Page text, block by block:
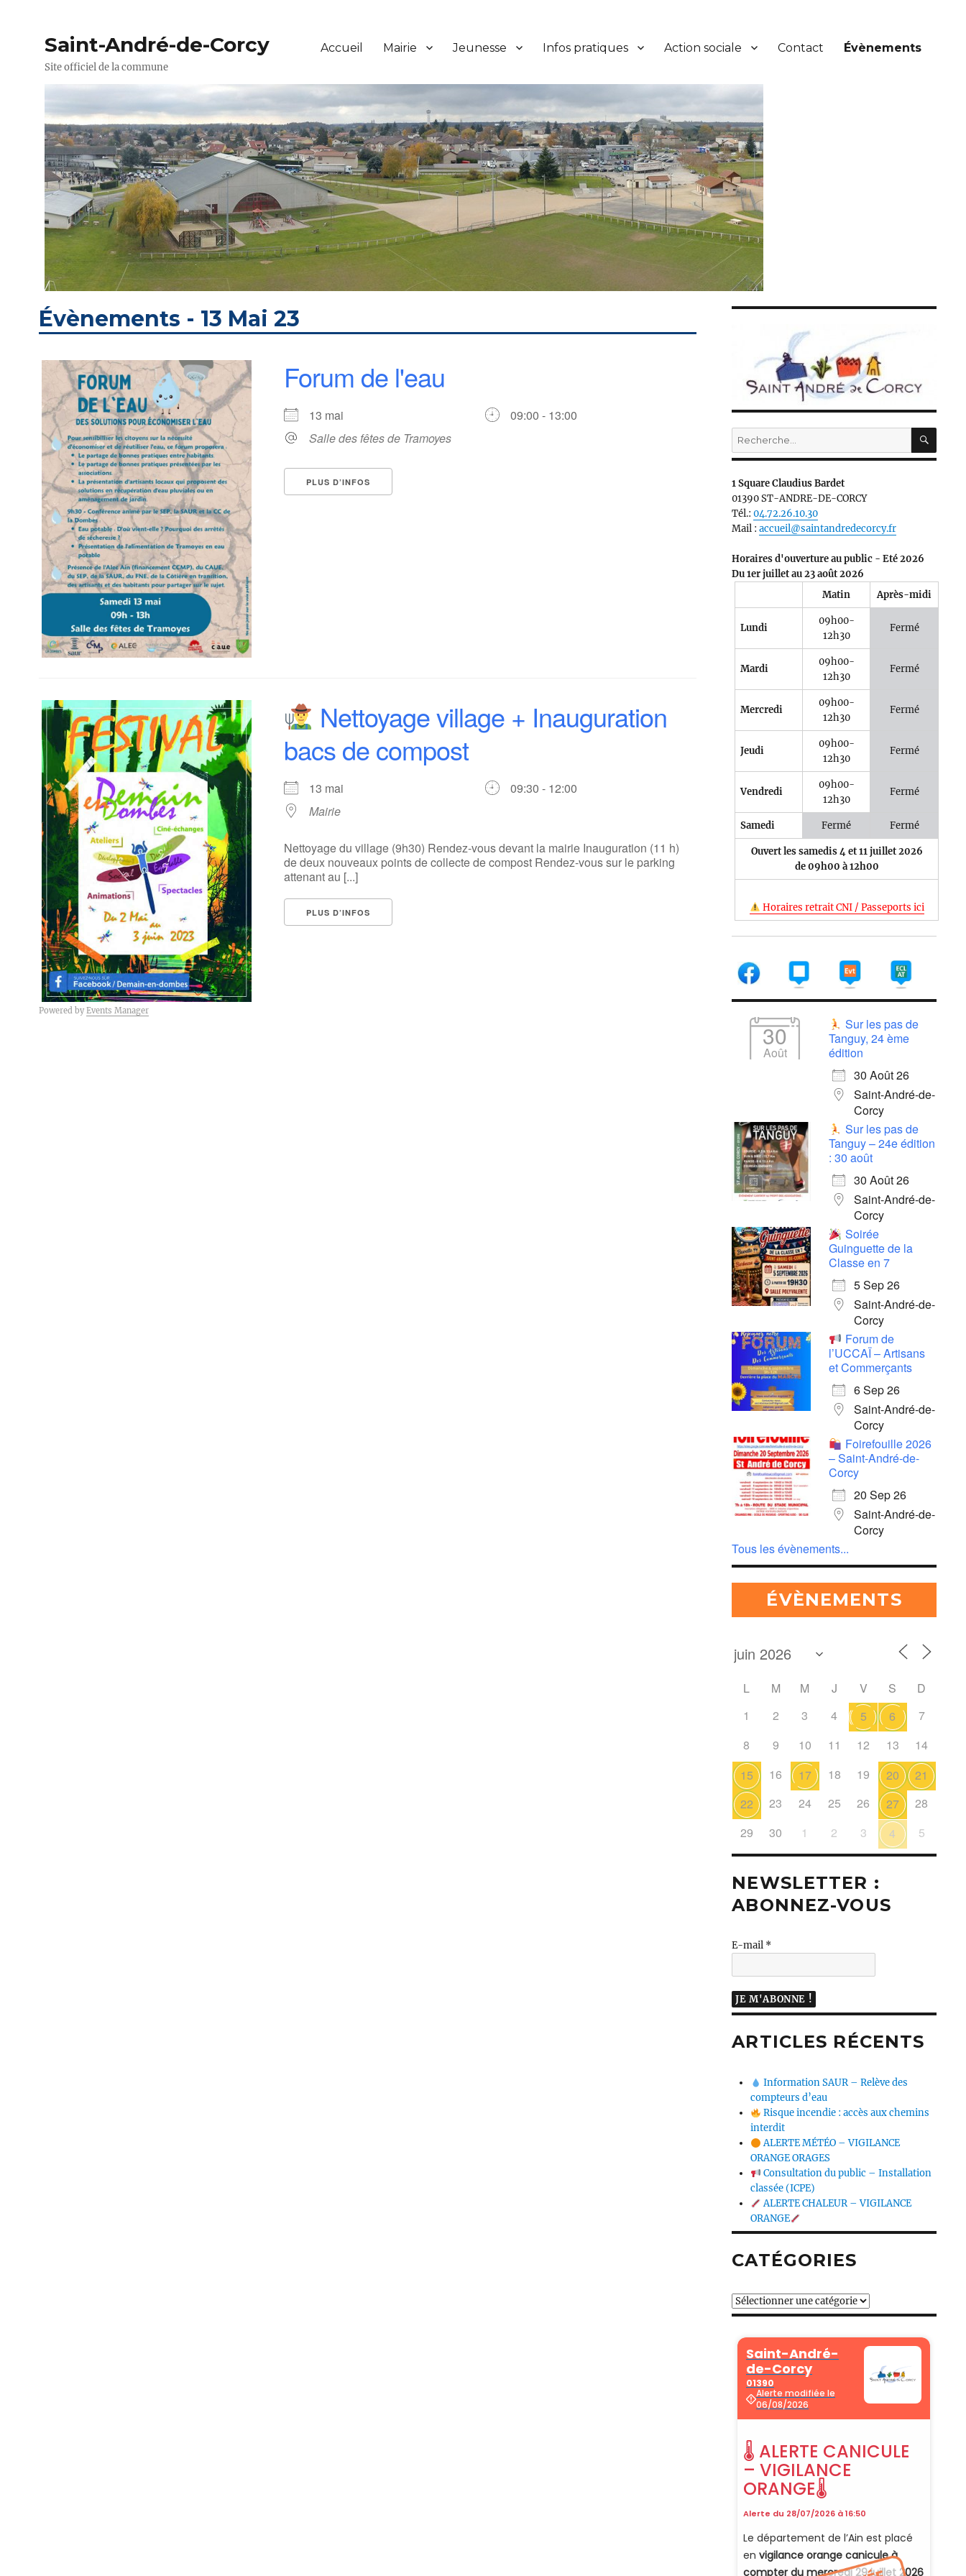
Saint-André-de-Corcy
Site officiel de la commune
Accueil Mairie Jeunesse Infos pratiques Action sociale Contact Évènements
Évènements - 13 Mai 23
Forum de l'eau
13 mai
09:00 - 13:00
Salle des fêtes de Tramoyes
PLUS D’INFOS
Nettoyage village + Inauguration
bacs de compost
13 mai
09:30 - 12:00
Mairie
Nettoyage du village (9h30) Rendez-vous devant la mairie Inauguration (11 h)
de deux nouveaux points de collecte de compost Rendez-vous sur le parking
attenant au [...]
PLUS D’INFOS
Powered by Events Manager
Recherche
pour :
1 Square Claudius Bardet
01390 ST-ANDRE-DE-CORCY
Tél.:04.72.26.10.30
Mail :accueil@saintandredecorcy.fr
Horaires d'ouverture au public - Eté 2026
Du 1er juillet au 23 août 2026
Matin
Après-midi
Lundi
09h00-
12h30
Fermé
Mardi
09h00-
12h30
Fermé
Mercredi
09h00-
12h30
Fermé
Jeudi
09h00-
12h30
Fermé
Vendredi
09h00-
12h30
Fermé
Samedi Fermé Fermé
Ouvert les samedis 4 et 11 juillet 2026
de 09h00 à 12h00
Horaires retrait CNI / Passeports ici
30
Août
Sur les pas de
Tanguy, 24 ème
édition
30 Août 26
Saint-André-de-
Corcy
Sur les pas de
Tanguy – 24e édition
: 30 août
30 Août 26
Saint-André-de-
Corcy
Soirée
Guinguette de la
Classe en 7
5 Sep 26
Saint-André-de-
Corcy
Forum de
l’UCCAÏ – Artisans
et Commerçants
6 Sep 26
Saint-André-de-
Corcy
Foirefouille 2026
– Saint-André-de-
Corcy
20 Sep 26
Saint-André-de-
Corcy
Tous les évènements...
ÉVÈNEMENTS
L M M J V S
D
1
2 3 4 5 6
7
8
9 10 11 12 13
14
15
16 17 18 19 20
21
22
23 24 25 26 27
28
29
30 1 2 3 4 5
NEWSLETTER :
ABONNEZ-VOUS
E-mail *
ARTICLES RÉCENTS
Information SAUR – Relève des
compteurs d’eau
Risque incendie : accès aux chemins
interdit
ALERTE MÉTÉO – VIGILANCE
ORANGE ORAGES
Consultation du public – Installation
classée (ICPE)
ALERTE CHALEUR – VIGILANCE
ORANGE
CATÉGORIES
Catégories